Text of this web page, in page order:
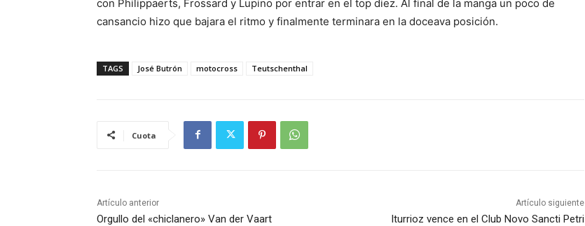
con Philippaerts, Frossard y Lupino por entrar en el top diez. Al final de la manga un poco de
cansancio hizo que bajara el ritmo y finalmente terminara en la doceava posición.
TAGS José Butrón motocross Teutschenthal
Cuota
Artículo anterior
Orgullo del «chiclanero» Van der Vaart
Artículo siguiente
Iturrioz vence en el Club Novo Sancti Petri